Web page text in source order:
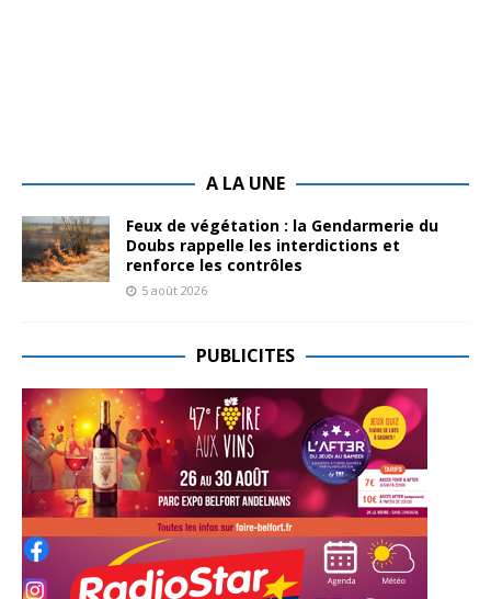
A LA UNE
Feux de végétation : la Gendarmerie du
Doubs rappelle les interdictions et
renforce les contrôles
5 août 2026
PUBLICITES